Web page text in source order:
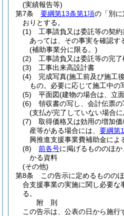
(実績報告等)
第7条
要綱第13条第1項の「別に
おりとする。
(1)
工事請負又は委託等の契約
あっては、その事実を確認す
(補助事業分に限る。)
(2)
工事請負又は委託等の完
(3)
工事出来高設計書
(4)
完成写真(施工前及び施工
もの。必要に応じて施工中の
(5)
平面図(建物の場合は、立
(6)
領収書の写し、会計伝票
(支払が完了していない場合
(7)
取得価格又は効用の増加
産等がある場合には、 要綱第
興推進支援事業費補助金によ
(8)
前各号に掲げるもののほ
かる資料
(その他)
第8条
この告示に定めるものの
合支援事業の実施に関し必要な
る。
附 則
この告示は、公表の日から施行